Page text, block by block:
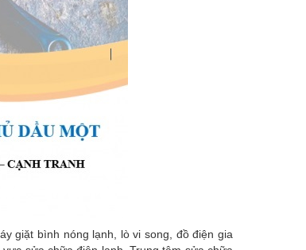
giặt bình nóng lạnh, lò vi song, đồ điện gia